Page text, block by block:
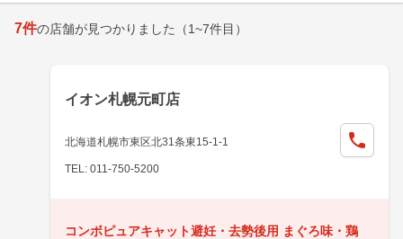
7件の店舗が見つかりました （1~7件目）
イオン札幌元町店
北海道札幌市東区北31条東15-1-1
TEL: 011-750-5200
コンボピュアキャット避妊・去勢後用 まぐろ味・鶏